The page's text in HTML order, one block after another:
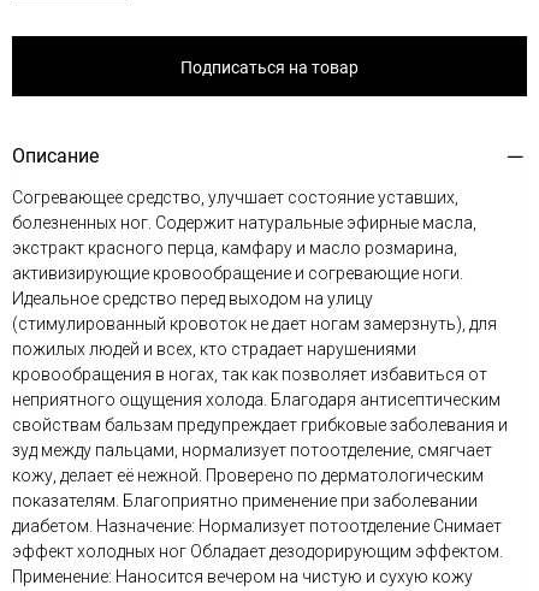
Подписаться на товар
Описание
Согревающее средство, улучшает состояние уставших,
болезненных ног. Содержит натуральные эфирные масла,
экстракт красного перца, камфару и масло розмарина,
активизирующие кровообращение и согревающие ноги.
Идеальное средство перед выходом на улицу
(стимулированный кровоток не дает ногам замерзнуть), для
пожилых людей и всех, кто страдает нарушениями
кровообращения в ногах, так как позволяет избавиться от
неприятного ощущения холода. Благодаря антисептическим
свойствам бальзам предупреждает грибковые заболевания и
зуд между пальцами, нормализует потоотделение, смягчает
кожу, делает её нежной. Проверено по дерматологическим
показателям. Благоприятно применение при заболевании
диабетом. Назначение: Нормализует потоотделение Снимает
эффект холодных ног Обладает дезодорирующим эффектом.
Применение: Наносится вечером на чистую и сухую кожу